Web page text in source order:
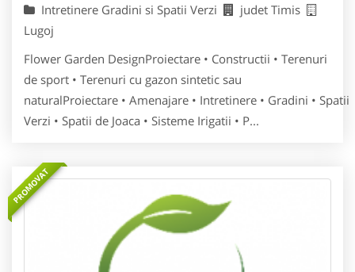
Intretinere Gradini si Spatii Verzi
judet Timis
Lugoj
Flower Garden DesignProiectare • Constructii • Terenuri
de sport • Terenuri cu gazon sintetic sau
naturalProiectare • Amenajare • Intretinere • Gradini • Spatii
Verzi • Spatii de Joaca • Sisteme Irigatii • P...
PROMOVAT